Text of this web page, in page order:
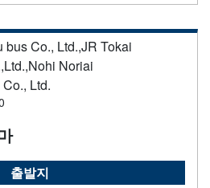
bus Co., Ltd.,JR Tokai
Noriai
Ltd.
출발지